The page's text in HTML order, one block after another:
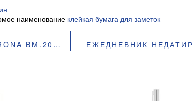
наименование клейкая бумага для заметок
BM.20150 ЕЖЕДНЕВНИК